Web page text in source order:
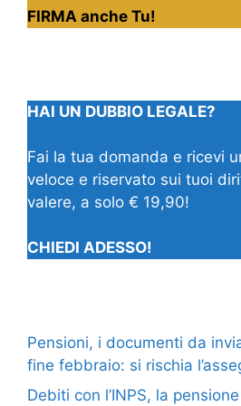
FIRMA anche Tu!
HAI UN DUBBIO LEGALE?
Fai la tua domanda e ricevi
veloce e riservato sui tuoi
valere, a solo € 19,90!
CHIEDI ADESSO!
Pensioni, i documenti da
fine febbraio: si rischia
Debiti con l’INPS, la